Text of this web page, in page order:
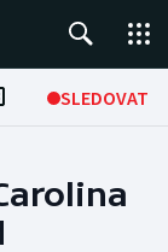
SLEDOVAT